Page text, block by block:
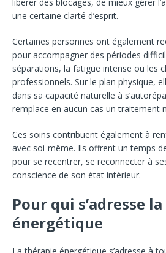
une certaine clarté d’esprit.
Certaines personnes ont également
pour accompagner des périodes
séparations, la fatigue intense ou les
professionnels. Sur le plan physique,
dans sa capacité naturelle à
remplace en aucun cas un traitement
Ces soins contribuent également à
avec soi-même. Ils offrent un temps
pour se recentrer, se reconnecter à
conscience de son état intérieur.
Pour qui s’adresse
énergétique